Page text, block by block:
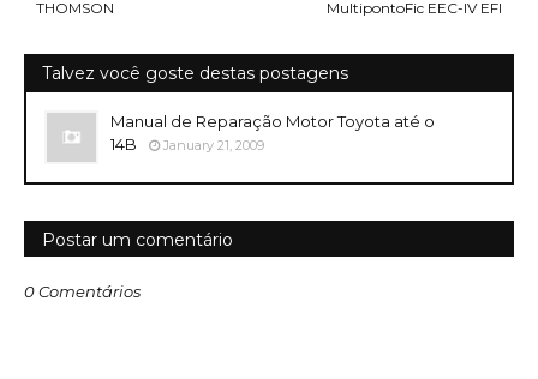
MultipontoFic EEC-IV EFI
THOMSON
Talvez você goste destas postagens
Manual de Reparação Motor Toyota até o
14B
January 21, 2009
Postar um comentário
0 Comentários